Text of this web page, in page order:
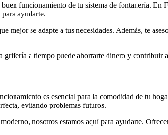
funcionamiento de tu sistema de fontanería.
ayudarte.
se adapte a tus necesidades. Además, te
a tiempo puede ahorrarte dinero y contribuir
es esencial para la comodidad de tu
evitando problemas futuros.
nosotros estamos aquí para ayudarte.